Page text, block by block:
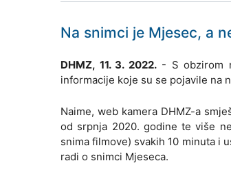
Na snimci je Mjesec, a
DHMZ, 11. 3. 2022.- S obzirom
informacije koje su se pojavile na
Naime, web kamera DHMZ-a
od srpnja 2020. godine te više
snima filmove) svakih 10 minuta i
radi o snimci Mjeseca.